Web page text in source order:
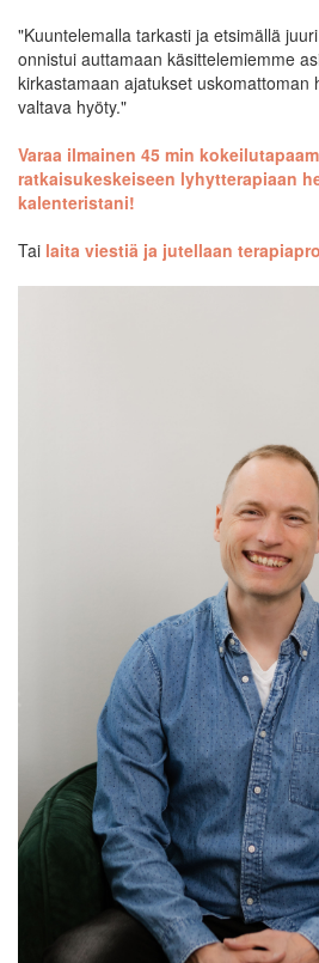
"Kuuntelemalla tarkasti ja etsimällä
onnistui auttamaan käsittelemiemme
kirkastamaan ajatukset uskomattoman
valtava hyöty."
Varaa ilmainen 45 min
ratkaisukeskeiseen lyhytterapiaan
kalenteristani!
Tai laita viestiä ja jutellaan